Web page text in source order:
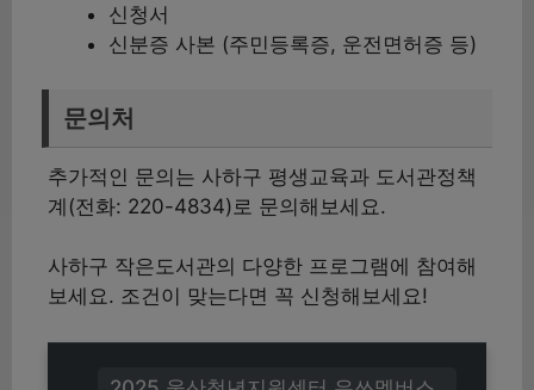
신청서
신분증 사본 (주민등록증, 운전면허증 등)
문의처
추가적인 문의는 사하구 평생교육과 도서관정책
계(전화: 220-4834)로 문의해보세요.
사하구 작은도서관의 다양한 프로그램에 참여해
보세요. 조건이 맞는다면 꼭 신청해보세요!